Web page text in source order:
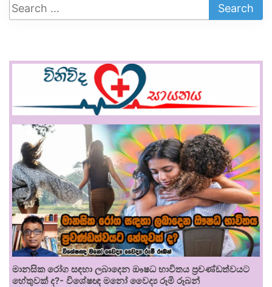
මානසික රෝග සඳහා ලබාදෙන ඖෂධ භාවිතය ප්‍රචණ්ඩත්වයට
හේතුවක් ද?- විශේෂඥ මනෝ වෛද්‍ය රූමි රූබන්